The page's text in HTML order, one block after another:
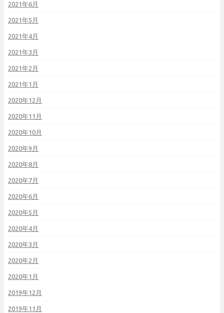
2021年6月
2021年5月
2021年4月
2021年3月
2021年2月
2021年1月
2020年12月
2020年11月
2020年10月
2020年9月
2020年8月
2020年7月
2020年6月
2020年5月
2020年4月
2020年3月
2020年2月
2020年1月
2019年12月
2019年11月